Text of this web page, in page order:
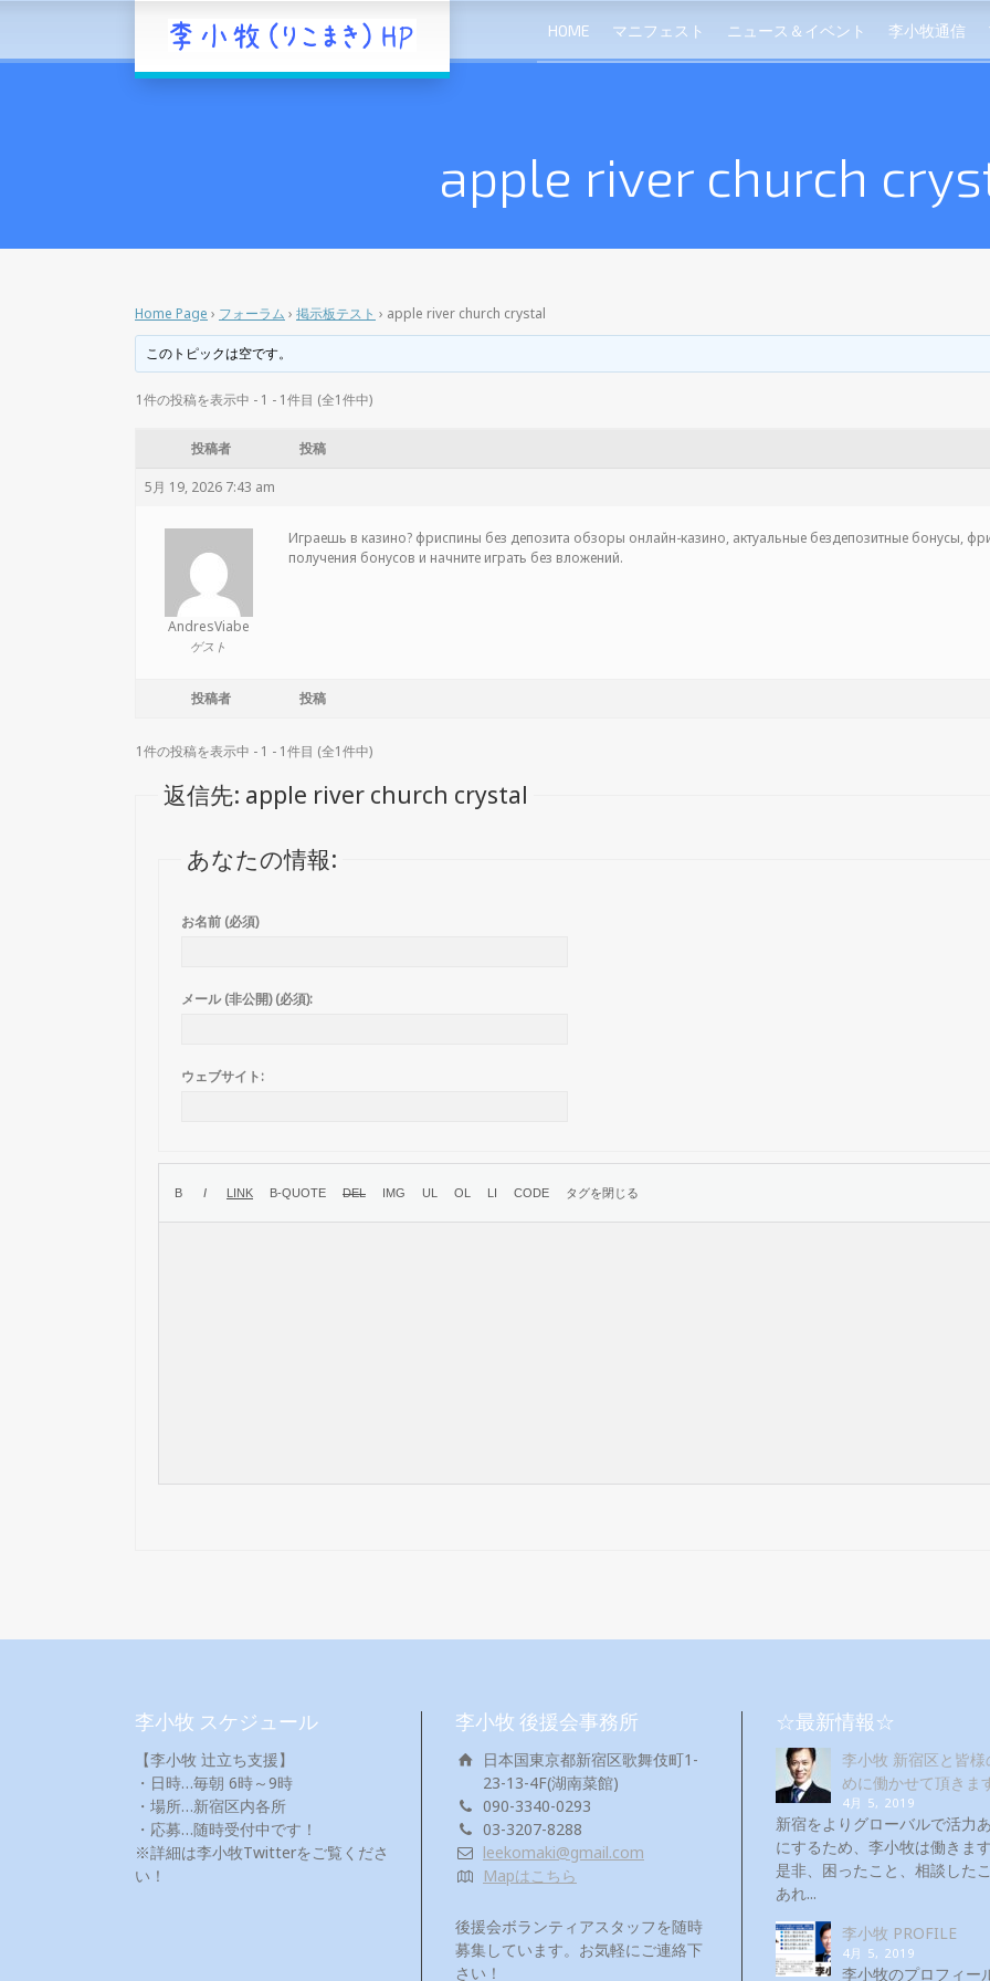
HOME マニフェスト ニュース＆イベント 李小牧通信
apple river church
Home Page › フォーラム › 掲示板テスト › apple river church crystal
このトピックは空です。
1件の投稿を表示中 - 1 - 1件目 (全1件中)
投稿者 投稿
5月 19, 2026 7:43 am
AndresViabe
ゲスト
Играешь в казино? фриспины без депозита обзоры онлайн-казино, актуальные бездепозитные бонусы,
получения бонусов и начните играть без вложений.
投稿者 投稿
1件の投稿を表示中 - 1 - 1件目 (全1件中)
返信先: apple river church crystal
あなたの情報:
お名前 (必須)
メール (非公開) (必須):
ウェブサイト:
李小牧 スケジュール
【李小牧 辻立ち支援】
・日時…毎朝 6時～9時
・場所…新宿区内各所
・応募…随時受付中です！
※詳細は李小牧Twitterをご覧くださ
い！
李小牧 後援会事務所
日本国東京都新宿区歌舞伎町1-
23-13-4F(湖南菜館)
090-3340-0293
03-3207-8288
leekomaki@gmail.com
Mapはこちら
後援会ボランティアスタッフを随時
募集しています。お気軽にご連絡下
さい！
☆最新情報☆
李小牧 新宿区と皆様
めに働かせて頂きま
4月 5, 2019
新宿をよりグローバルで活力
にするため、李小牧は働きま
是非、困ったこと、相談した
あれ...
李小牧 PROFILE
4月 5, 2019
李小牧のプロフィー